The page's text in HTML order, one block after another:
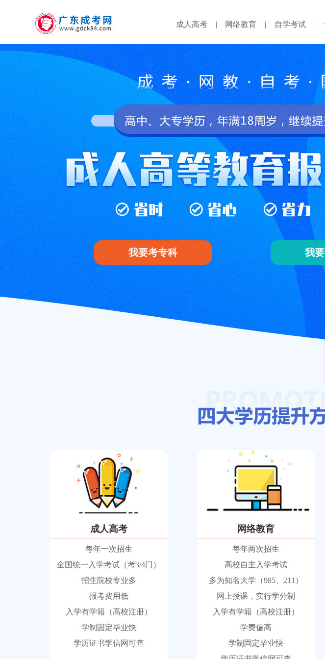
成人高考 | 网络教育 | 自学考试 |
我要考专科 我
成人高考
每年一次招生
全国统一入学考试（考3/4门）
招生院校专业多
报考费用低
入学有学籍（高校注册）
学制固定毕业快
学历证书学信网可查
网络教育
每年两次招生
高校自主入学考试
多为知名大学（985、211）
网上授课，实行学分制
入学有学籍（高校注册）
学费偏高
学制固定毕业快